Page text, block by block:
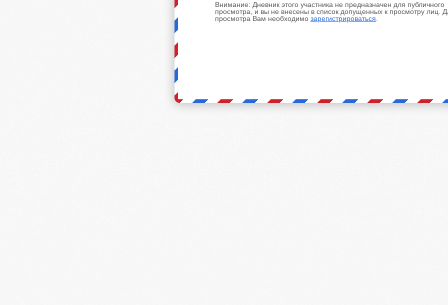
Внимание: Дневник этого участника не предназначен для публичного
просмотра, и вы не внесены в список допущенных к просмотру лиц.
просмотра Вам необходимо зарегистрироваться